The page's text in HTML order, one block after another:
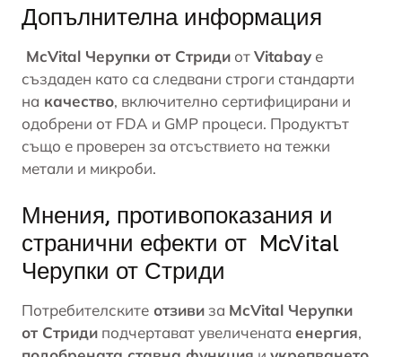
Допълнителна информация
McVital Черупки от Стриди отVitabay е
създаден като са следвани строги стандарти
на качество, включително сертифицирани и
одобрени от FDA и GMP процеси. Продуктът
също е проверен за отсъствието на тежки
метали и микроби.
Мнения, противопоказания и
странични ефекти от McVital
Черупки от Стриди
Потребителските отзивиза McVital Черупки
от Стриди подчертават увеличената енергия,